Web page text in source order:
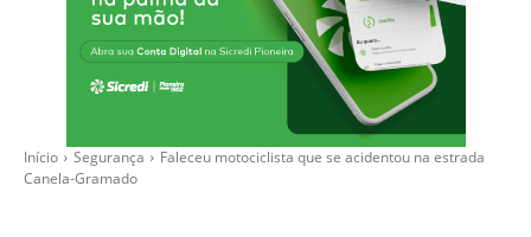
Início Segurança
Faleceu motociclista que se acidentou na estrada
Canela-Gramado